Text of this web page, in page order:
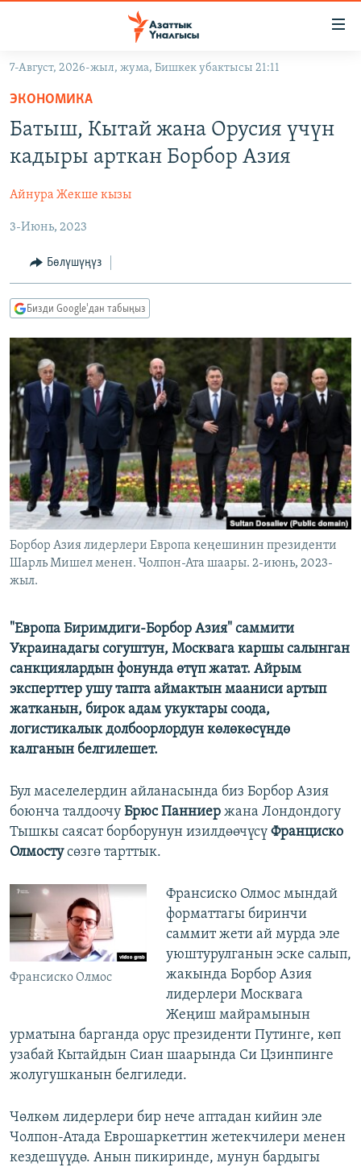
Навигацияга
өтүңүз
Издөөгө
салыңыз
ЭКОНОМИКА
МАДАНИЯТ
БОРБОР АЗИЯ
УКРАИНА
АТАЙЫН ИЛИКТӨӨ
ТВ ПРОГРАММАЛАР
БҮГҮН АЗАТТЫКТА
БИЗ ЖАНА ДҮЙНӨ
ДАНИСТЕ
ЭЖЕ-СИҢДИЛЕР
АЗАТТЫК+
ЫҢГАЙСЫЗ СУРООЛОР
ПОДКАСТ
ӨЗГӨЧӨ ПИКИР
ОНЛАЙН ШЕРИНЕ
ЭЕ/АРнун бардык сайттары
7-Август, 2026-жыл, жума, Бишкек убактысы 21:11
ЭКОНОМИКА
Батыш, Кытай жана Орусия үчүн
кадыры арткан Борбор Азия
Айнура Жекше кызы
3-Июнь, 2023
Бөлүшүңүз
Бизди Google'дан табыңыз
Борбор Азия лидерлери Европа кеңешинин президенти
Шарль Мишел менен. Чолпон-Ата шаары. 2-июнь, 2023-
жыл.
"Европа Биримдиги-Борбор Азия" саммити
Украинадагы согуштун, Москвага каршы салынган
санкциялардын фонунда өтүп жатат. Айрым
эксперттер ушу тапта аймактын мааниси артып
жатканын, бирок адам укуктары соода,
логистикалык долбоорлордун көлөкөсүндө
калганын белгилешет.
Бул маселелердин айланасында биз Борбор Азия
боюнча талдоочу Брюс Панниер жана Лондондогу
Тышкы саясат борборунун изилдөөчүсү Франциско
Олмостусөзгө тарттык.
Франсиско Олмос
Франсиско Олмос мындай
форматтагы биринчи
саммит жети ай мурда эле
уюштурулганын эске салып,
жакында Борбор Азия
лидерлери Москвага
Жеңиш майрамынын
урматына барганда орус президенти Путинге, көп
узабай Кытайдын Сиан шаарында Си Цзинпинге
жолугушканын белгиледи.
Чөлкөм лидерлери бир нече аптадан кийин эле
Чолпон-Атада Еврошаркеттин жетекчилери менен
кездешүүдө. Анын пикиринде, мунун бардыгы